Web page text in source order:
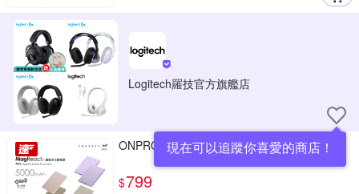
Logitech羅技官方旗艦店
現在可以追蹤你喜愛的商店！
ONPRO MXs 5000mAh 磁吸無線充行動電源
$799